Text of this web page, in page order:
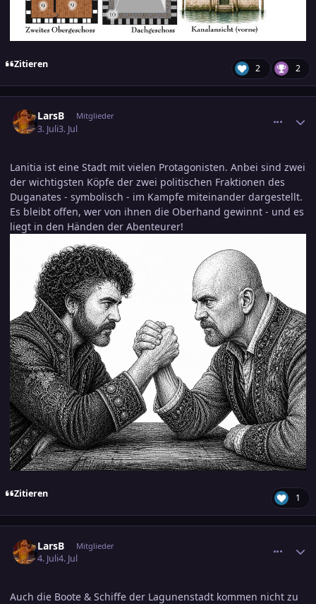
Zitieren 2 2
LarsB Mitglieder
3. Juli3. Jul
Lanitia ist eine Stadt mit vielen Protagonisten. Anbei sind zwei
der wichtigsten Köpfe der zwei politischen Fraktionen des
Duganates - symbolisch - im Kampfe miteinander dargestellt.
Es bleibt offen, wer von ihnen die Oberhand gewinnt - und es
liegt in den Händen der Abenteurer!
Zitieren 1
LarsB Mitglieder
4. Juli4. Jul
Auch die Boote & Schiffe der Lagunenstadt kommen nicht zu